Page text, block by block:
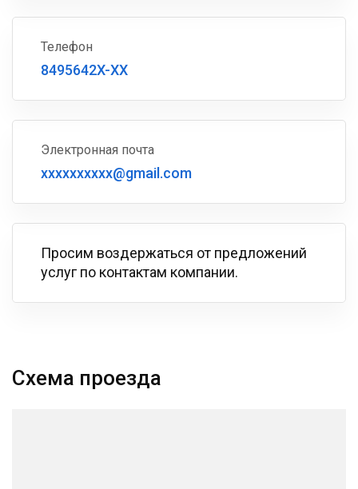
Телефон
8495642X-XX
Электронная почта
xxxxxxxxxx@gmail.com
Просим воздержаться от предложений
услуг по контактам компании.
Схема проезда